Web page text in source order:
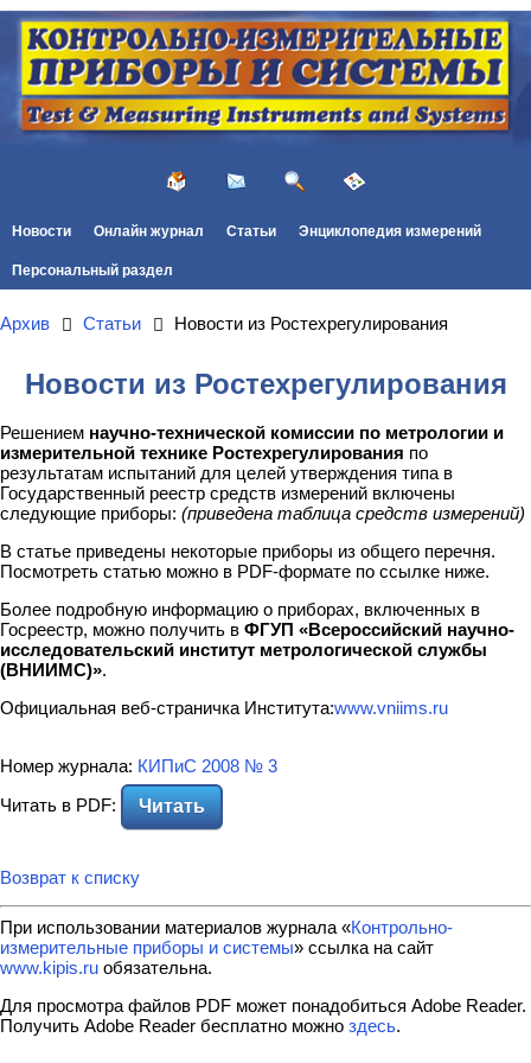
Новости Онлайн журнал Статьи Энциклопедия измерений
Персональный раздел
Архив Статьи Новости из Ростехрегулирования
Новости из Ростехрегулирования
Решением научно-технической комиссии по метрологии и
измерительной технике Ростехрегулирования по
результатам испытаний для целей утверждения типа в
Государственный реестр средств измерений включены
следующие приборы: (приведена таблица средств измерений)
В статье приведены некоторые приборы из общего перечня.
Посмотреть статью можно в PDF-формате по ссылке ниже.
Более подробную информацию о приборах, включенных в
Госреестр, можно получить в ФГУП «Всероссийский научно-
исследовательский институт метрологической службы
(ВНИИМС)».
Официальная веб-страничка Института:www.vniims.ru
Номер журнала: КИПиС 2008 № 3
Читать в PDF:
Читать
Возврат к списку
При использовании материалов журнала «Контрольно-
измерительные приборы и системы» ссылка на сайт
www.kipis.ru обязательна.
Для просмотра файлов PDF может понадобиться Adobe Reader.
Получить Adobe Reader бесплатно можно здесь.